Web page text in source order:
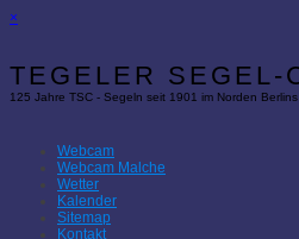
×
TEGELER SEGEL-
125 Jahre TSC - Segeln seit 1901 im Norden Berlins
Webcam
Webcam Malche
Wetter
Kalender
Sitemap
Kontakt